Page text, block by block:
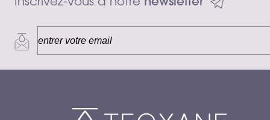
Inscrivez-vous à notre newsletter